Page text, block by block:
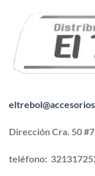
Dirección Cra. 50
teléfono: